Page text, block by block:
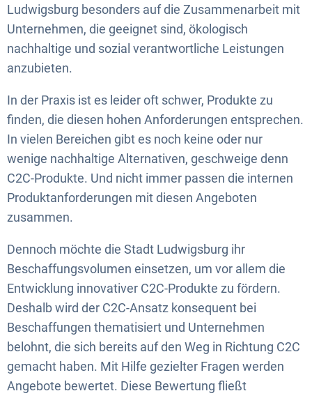
Ludwigsburg besonders auf die Zusammenarbeit mit
Unternehmen, die geeignet sind, ökologisch
nachhaltige und sozial verantwortliche Leistungen
anzubieten.
In der Praxis ist es leider oft schwer, Produkte zu
finden, die diesen hohen Anforderungen entsprechen.
In vielen Bereichen gibt es noch keine oder nur
wenige nachhaltige Alternativen, geschweige denn
C2C-Produkte. Und nicht immer passen die internen
Produktanforderungen mit diesen Angeboten
zusammen.
Dennoch möchte die Stadt Ludwigsburg ihr
Beschaffungsvolumen einsetzen, um vor allem die
Entwicklung innovativer C2C-Produkte zu fördern.
Deshalb wird der C2C-Ansatz konsequent bei
Beschaffungen thematisiert und Unternehmen
belohnt, die sich bereits auf den Weg in Richtung C2C
gemacht haben. Mit Hilfe gezielter Fragen werden
Angebote bewertet. Diese Bewertung fließt